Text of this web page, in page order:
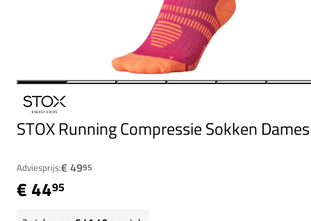
STOX Running Compressie Sokken Dames
Adviesprijs:€ 4995
€ 4495